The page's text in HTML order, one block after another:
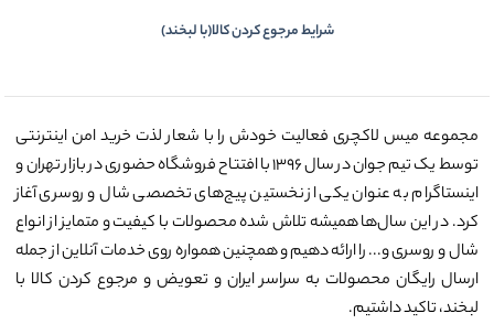
شرایط مرجوع کردن کالا(با لبخند)
مجموعه میس لاکچری فعالیت خودش را با شعار لذت خرید امن اینترنتی
توسط یک تیم جوان در سال ۱۳۹۶ با افتتاح فروشگاه حضوری در بازار تهران و
اینستاگرام به عنوان یکی از نخستین پیج‌های تخصصی شال و روسری آغاز
کرد. در این سال‌ها همیشه تلاش شده محصولات با کیفیت و متمایز از انواع
شال و روسری و... را ارائه دهیم و همچنین همواره روی خدمات آنلاین از جمله
ارسال رایگان محصولات به سراسر ایران و تعویض و مرجوع کردن کالا با
لبخند، تاکید داشتیم.